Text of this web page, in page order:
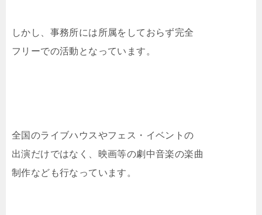
しかし、事務所には所属をしておらず完全
フリーでの活動となっています。
全国のライブハウスやフェス・イベントの
出演だけではなく、映画等の劇中音楽の楽曲
制作なども行なっています。